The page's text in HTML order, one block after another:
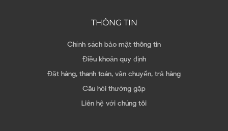
THÔNG TIN
Chính sách bảo mật thông tin
Điều khoản quy định
Đặt hàng, thanh toán, vận chuyển, trả hàng
Câu hỏi thường gặp
Liên hệ với chúng tôi